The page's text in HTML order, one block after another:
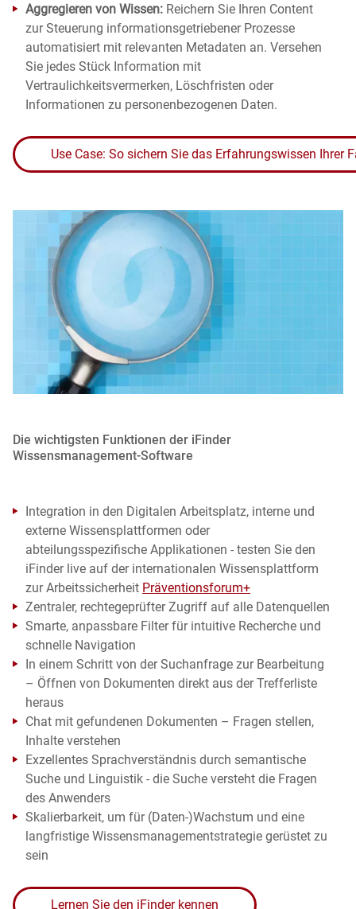
Aggregieren von Wissen: Reichern Sie Ihren Content
zur Steuerung informationsgetriebener Prozesse
automatisiert mit relevanten Metadaten an. Versehen
Sie jedes Stück Information mit
Vertraulichkeitsvermerken, Löschfristen oder
Informationen zu personenbezogenen Daten.
Use Case: So sichern Sie das Erfahrungswissen Ihrer
Die wichtigsten Funktionen der iFinder
Wissensmanagement-Software
Integration in den Digitalen Arbeitsplatz, interne und
externe Wissensplattformen oder
abteilungsspezifische Applikationen - testen Sie den
iFinder live auf der internationalen Wissensplattform
zur Arbeitssicherheit Präventionsforum+
Zentraler, rechtegeprüfter Zugriff auf alle Datenquellen
Smarte, anpassbare Filter für intuitive Recherche und
schnelle Navigation
In einem Schritt von der Suchanfrage zur Bearbeitung
– Öffnen von Dokumenten direkt aus der Trefferliste
heraus
Chat mit gefundenen Dokumenten – Fragen stellen,
Inhalte verstehen
Exzellentes Sprachverständnis durch semantische
Suche und Linguistik - die Suche versteht die Fragen
des Anwenders
Skalierbarkeit, um für (Daten-)Wachstum und eine
langfristige Wissensmanagementstrategie gerüstet zu
sein
Lernen Sie den iFinder kennen